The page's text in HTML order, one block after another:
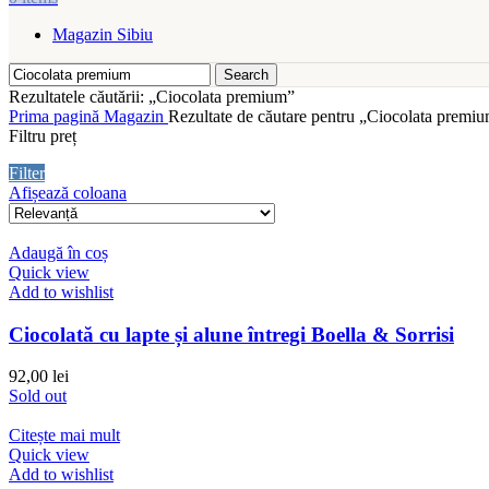
Magazin Sibiu
Search
Rezultatele căutării: „Ciocolata premium”
Prima pagină Magazin Rezultate de căutare pentru „Ciocolata
Filtru preț
Filter
Afișează coloana
Adaugă în coș
Quick view
Add to wishlist
Ciocolată cu lapte și alune întregi Boella & Sorrisi
92,00 lei
Sold out
Citește mai mult
Quick view
Add to wishlist